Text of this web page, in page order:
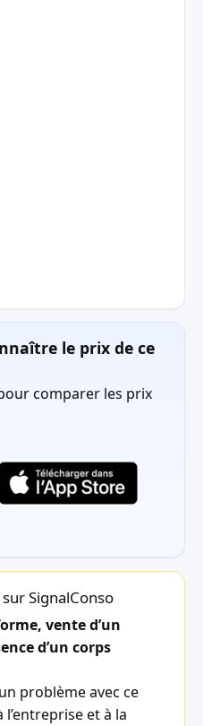
le prix de ce
comparer les prix
SignalConso
vente d’un
d’un corps
problème avec ce
et à la